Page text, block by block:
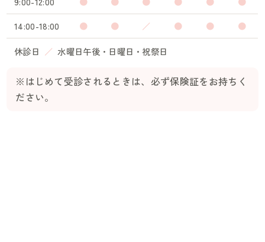
14:00-18:00
● ● ／ ● ● ●
休診日 ／ 水曜日午後・日曜日・祝祭日
※はじめて受診されるときは、必ず保険証をお持ちく
ださい。